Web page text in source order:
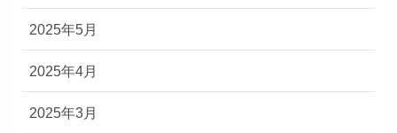
2025年5月
2025年4月
2025年3月